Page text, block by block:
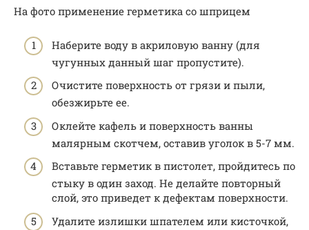
На фото применение герметика со шприцем
Наберите воду в акриловую ванну (для
чугунных данный шаг пропустите).
Очистите поверхность от грязи и пыли,
обезжирьте ее.
Оклейте кафель и поверхность ванны
малярным скотчем, оставив уголок в 5-7 мм.
Вставьте герметик в пистолет, пройдитесь по
стыку в один заход. Не делайте повторный
слой, это приведет к дефектам поверхности.
Удалите излишки шпателем или кисточкой,